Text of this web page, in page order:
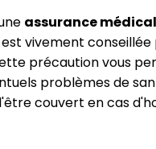
assurance
est vivement
précaution vous
problèmes de
couvert en cas